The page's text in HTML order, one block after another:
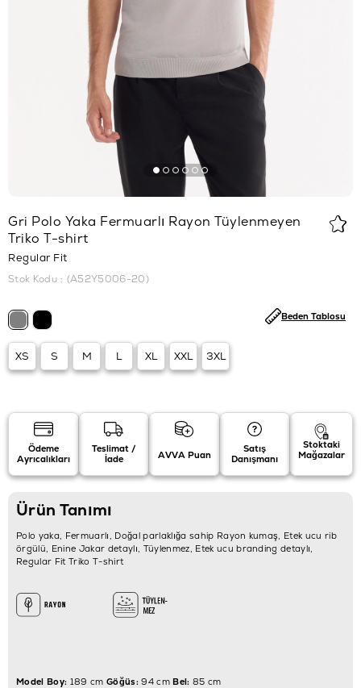
Gri Polo Yaka Fermuarlı Rayon Tüylenmeyen
Triko T-shirt
Regular Fit
Stok Kodu (A52Y5006-20)
XS S M L XL XXL 3XL
Beden Tablosu
Ödeme
Ayrıcalıkları
Teslimat /
İade
AVVA Puan
Satış
Danışmanı
Stoktaki
Mağazalar
Ürün Tanımı
Polo yaka, Fermuarlı, Doğal parlaklığa sahip Rayon kumaş, Etek ucu rib
örgülü, Enine Jakar detaylı, Tüylenmez, Etek ucu branding detaylı,
Regular Fit Triko T-shirt
Model Boy: 189 cm Göğüs:94 cmBel: 85 cm